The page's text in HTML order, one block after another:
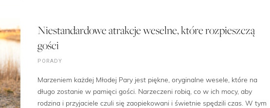
Niestandardowe atrakcje weselne, które rozpieszczą
gości
PORADY
Marzeniem każdej Młodej Pary jest piękne, oryginalne wesele, które na
długo zostanie w pamięci gości. Narzeczeni robią, co w ich mocy, aby
rodzina i przyjaciele czuli się zaopiekowani i świetnie spędzili czas. W tym